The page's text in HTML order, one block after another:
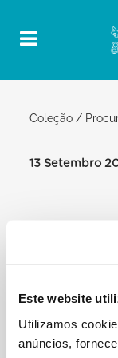
Este website
Utilizamos
anúncios,
Coleção /
13 Setembro
o campo de
Moria, ilha de